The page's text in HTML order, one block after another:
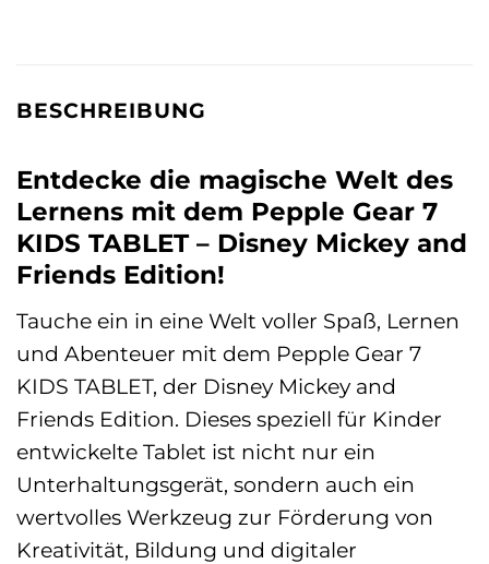
BESCHREIBUNG
Entdecke die magische Welt des
Lernens mit dem Pepple Gear 7
KIDS TABLET – Disney Mickey and
Friends Edition!
Tauche ein in eine Welt voller Spaß, Lernen
und Abenteuer mit dem Pepple Gear 7
KIDS TABLET, der Disney Mickey and
Friends Edition. Dieses speziell für Kinder
entwickelte Tablet ist nicht nur ein
Unterhaltungsgerät, sondern auch ein
wertvolles Werkzeug zur Förderung von
Kreativität, Bildung und digitaler